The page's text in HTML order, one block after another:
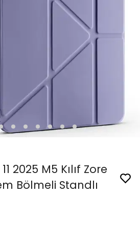
2025 M5 Kılıf Zore
Bölmeli Standlı